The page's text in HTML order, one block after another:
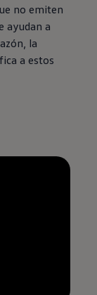
no emiten
ayudan a
la
a estos